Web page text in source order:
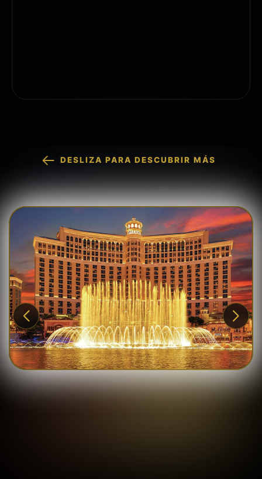
Gladiola Unzueta, CEO | Wealth &
Growth Strategist
DESLIZA PARA DESCUBRIR MÁS